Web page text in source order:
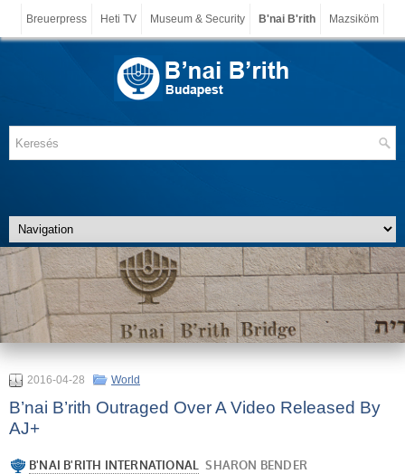
Breuerpress Heti TV Museum & Security B'nai B'rith Mazsiköm
2016-04-28 World
B’nai B’rith Outraged Over A Video Released By
AJ+